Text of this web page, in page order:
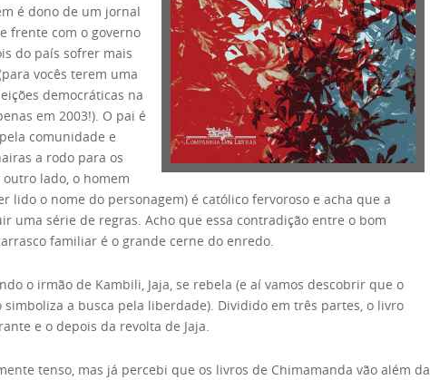
é dono de um jornal
frente com o governo
do país sofrer mais
vocês terem uma
democráticas na
em 2003!). O pai é
comunidade e
a rodo para os
lado, o homem
lido o nome do personagem) é católico fervoroso e acha que a
uma série de regras. Acho que essa contradição entre o bom
familiar é o grande cerne do enredo.
o irmão de Kambili, Jaja, se rebela (e aí vamos descobrir que o
a busca pela liberdade). Dividido em três partes, o livro
e o depois da revolta de Jaja.
tenso, mas já percebi que os livros de Chimamanda vão além da